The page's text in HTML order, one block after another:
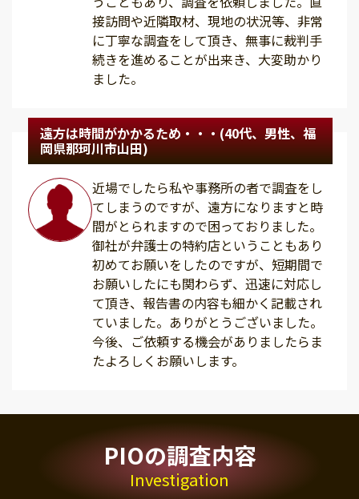
接訪問や近隣取材、現地の状況等、非常
に丁寧な調査をして頂き、無事に裁判手
続きを進めることが出来き、大変助かり
ました。
遠方は時間がかかるため・・・(40代、男性、福
岡県那珂川市山田)
近場でしたら私や事務所の者で調査をし
てしまうのですが、遠方になりますと時
間がとられますので困っておりました。
御社が弁護士の特約店ということもあり
初めてお願いをしたのですが、短期間で
お願いしたにも関わらず、迅速に対応し
て頂き、報告書の内容も細かく記載され
ていました。ありがとうございました。
今後、ご依頼する機会がありましたらま
たよろしくお願いします。
PIOの調査内容
Investigation